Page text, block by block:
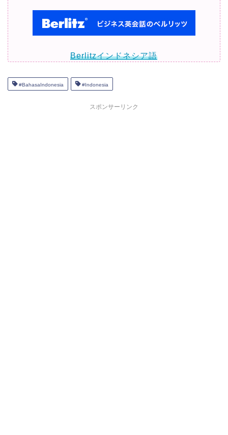
Berlitzインドネシア語
#BahasaIndonesia #Indonesia
スポンサーリンク